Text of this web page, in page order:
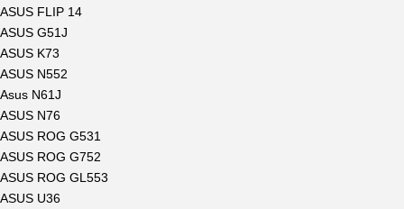
ASUS FLIP 14
ASUS G51J
ASUS K73
ASUS N552
Asus N61J
ASUS N76
ASUS ROG G531
ASUS ROG G752
ASUS ROG GL553
ASUS U36